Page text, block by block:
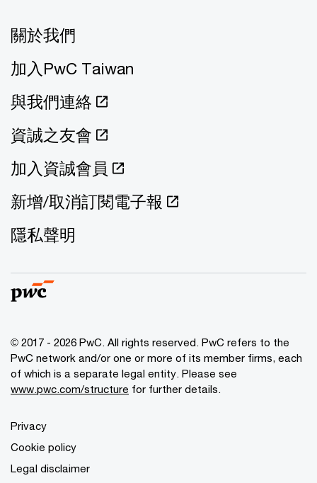
關於我們
加入PwC Taiwan
與我們連絡
資誠之友會
加入資誠會員
新增/取消訂閱電子報
隱私聲明
© 2017 - 2026 PwC. All rights reserved. PwC refers to the
PwC network and/or one or more of its member firms, each
of which is a separate legal entity. Please see
www.pwc.com/structure for further details.
Privacy
Cookie policy
Legal disclaimer